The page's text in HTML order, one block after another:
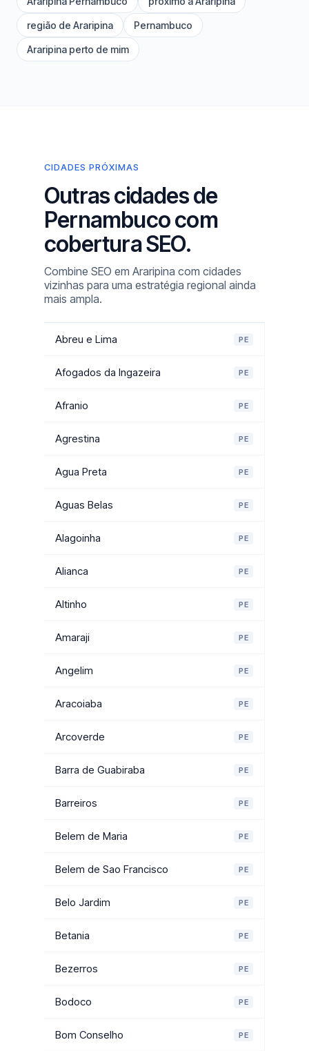
região de Araripina Pernambuco
Araripina perto de mim
CIDADES PRÓXIMAS
Outras cidades de
Pernambuco com
cobertura SEO.
Combine SEO em Araripina com cidades
vizinhas para uma estratégia regional ainda
mais ampla.
Abreu e Lima PE
Afogados da Ingazeira PE
Afranio PE
Agrestina PE
Agua Preta PE
Aguas Belas PE
Alagoinha PE
Alianca PE
Altinho PE
Amaraji PE
Angelim PE
Aracoiaba PE
Arcoverde PE
Barra de Guabiraba PE
Barreiros PE
Belem de Maria PE
Belem de Sao Francisco PE
Belo Jardim PE
Betania PE
Bezerros PE
Bodoco PE
Bom Conselho PE